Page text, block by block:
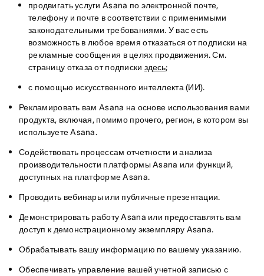
продвигать услуги Asana по электронной почте,
телефону и почте в соответствии с применимыми
законодательными требованиями. У вас есть
возможность в любое время отказаться от подписки на
рекламные сообщения в целях продвижения. См.
страницу отказа от подписки здесь;
с помощью искусственного интеллекта (ИИ).
Рекламировать вам Asana на основе использования вами
продукта, включая, помимо прочего, регион, в котором вы
используете Asana.
Содействовать процессам отчетности и анализа
производительности платформы Asana или функций,
доступных на платформе Asana.
Проводить вебинары или публичные презентации.
Демонстрировать работу Asana или предоставлять вам
доступ к демонстрационному экземпляру Asana.
Обрабатывать вашу информацию по вашему указанию.
Обеспечивать управление вашей учетной записью с